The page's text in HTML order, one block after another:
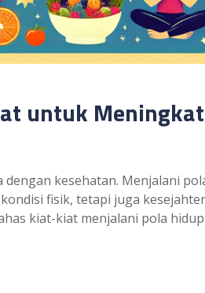
untuk
kesehatan. Menjalani
fisik, tetapi juga
kiat-kiat menjalani pola